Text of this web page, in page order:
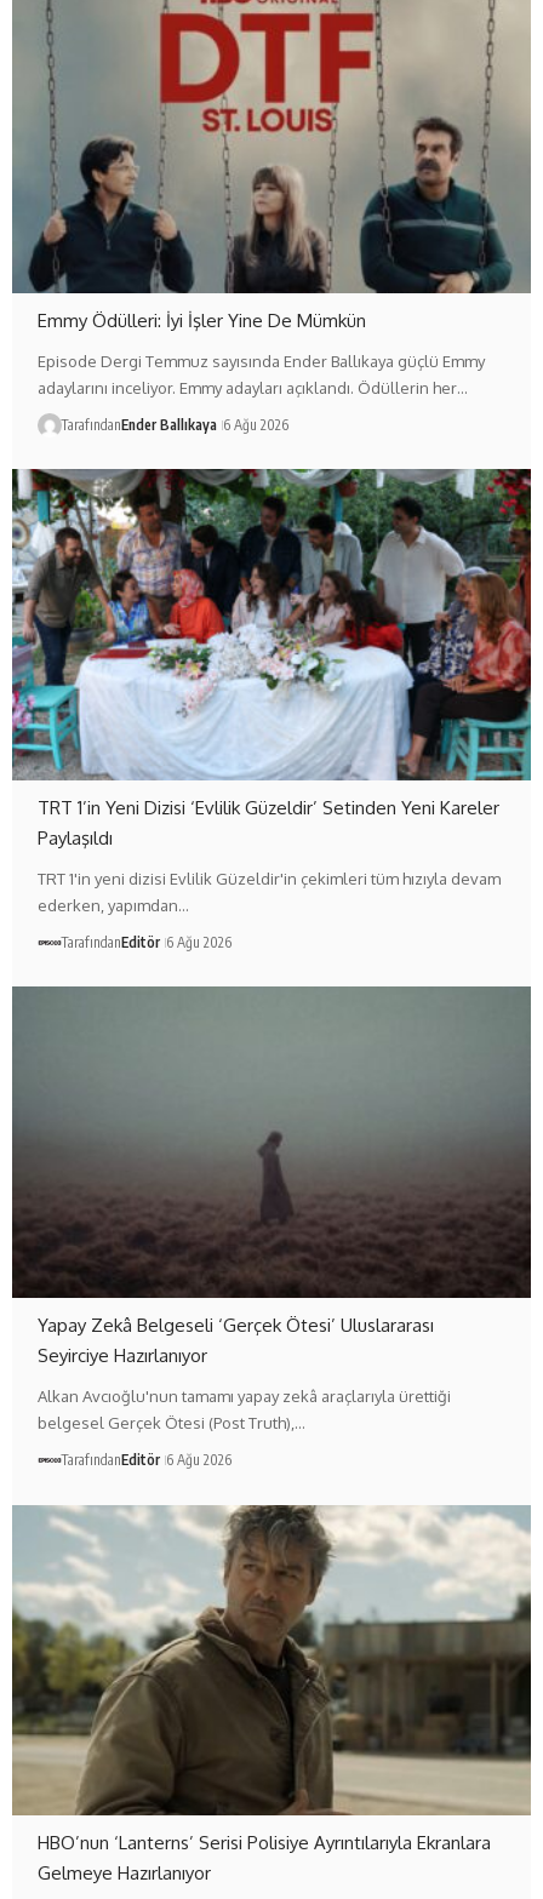
Emmy Ödülleri: İyi İşler Yine De Mümkün
Episode Dergi Temmuz sayısında Ender Ballıkaya güçlü Emmy
adaylarını inceliyor. Emmy adayları açıklandı. Ödüllerin her…
TarafındanEnder Ballıkaya 6 Ağu 2026
TRT 1’in Yeni Dizisi ‘Evlilik Güzeldir’ Setinden Yeni Kareler
Paylaşıldı
TRT 1'in yeni dizisi Evlilik Güzeldir'in çekimleri tüm hızıyla devam
ederken, yapımdan…
TarafındanEditör 6 Ağu 2026
Yapay Zekâ Belgeseli ‘Gerçek Ötesi’ Uluslararası
Seyirciye Hazırlanıyor
Alkan Avcıoğlu'nun tamamı yapay zekâ araçlarıyla ürettiği
belgesel Gerçek Ötesi (Post Truth),…
TarafındanEditör 6 Ağu 2026
HBO’nun ‘Lanterns’ Serisi Polisiye Ayrıntılarıyla Ekranlara
Gelmeye Hazırlanıyor